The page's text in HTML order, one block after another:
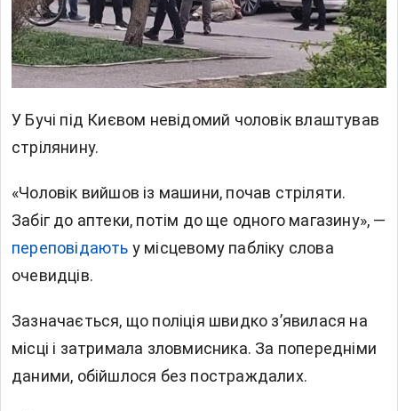
У Бучі під Києвом невідомий чоловік влаштував
стрілянину.
«Чоловік вийшов із машини, почав стріляти.
Забіг до аптеки, потім до ще одного магазину», —
переповідають у місцевому пабліку слова
очевидців.
Зазначається, що поліція швидко з’явилася на
місці і затримала зловмисника. За попередніми
даними, обійшлося без постраждалих.